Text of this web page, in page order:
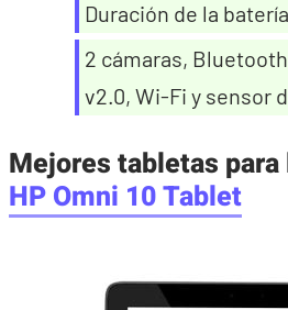
Duración de la
2 cámaras,
v2.0, Wi-Fi y sensor
Mejores tabletas
HP Omni 10 Tablet